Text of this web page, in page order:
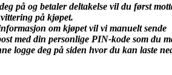
på og betaler deltakelse vil du først
på kjøpet.
om kjøpet vil vi manuelt sende
med din personlige PIN-kode som du
logge deg på siden hvor du kan laste